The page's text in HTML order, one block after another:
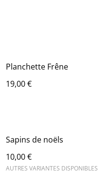
Planchette Frêne
19,00 €
Sapins de noëls
10,00 €
AUTRES VARIANTES DISPONIBLES